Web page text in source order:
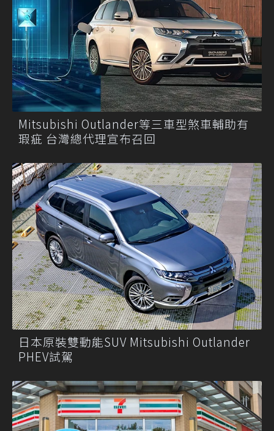
Mitsubishi Outlander等三車型煞車輔助有
瑕疵 台灣總代理宣布召回
日本原裝雙動能SUV Mitsubishi Outlander
PHEV試駕